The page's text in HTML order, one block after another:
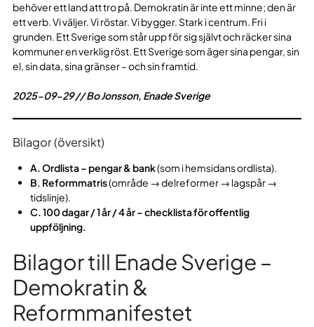
behöver ett land att tro på. Demokratin är inte ett minne; den är
ett verb. Vi väljer. Vi röstar. Vi bygger. Stark i centrum. Fri i
grunden. Ett Sverige som står upp för sig självt och räcker sina
kommuner en verklig röst. Ett Sverige som äger sina pengar, sin
el, sin data, sina gränser – och sin framtid.
2025-09-29 // Bo Jonsson, Enade Sverige
Bilagor (översikt)
A. Ordlista – pengar & bank(som i hemsidans ordlista).
B. Reformmatris(område → delreformer → lagspår →
tidslinje).
C. 100 dagar / 1 år / 4 år – checklista för offentlig
uppföljning.
Bilagor till Enade Sverige –
Demokratin &
Reformmanifestet